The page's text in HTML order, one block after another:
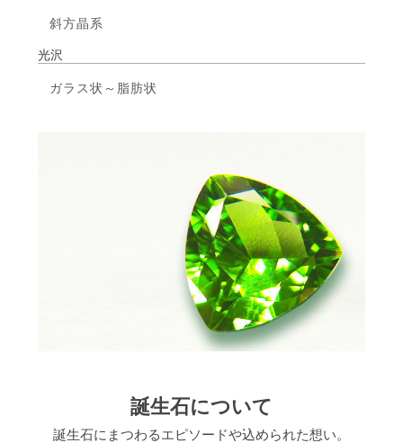
斜方晶系
光沢
ガラス状～脂肪状
誕生石について
誕生石にまつわるエピソードや込められた想い。